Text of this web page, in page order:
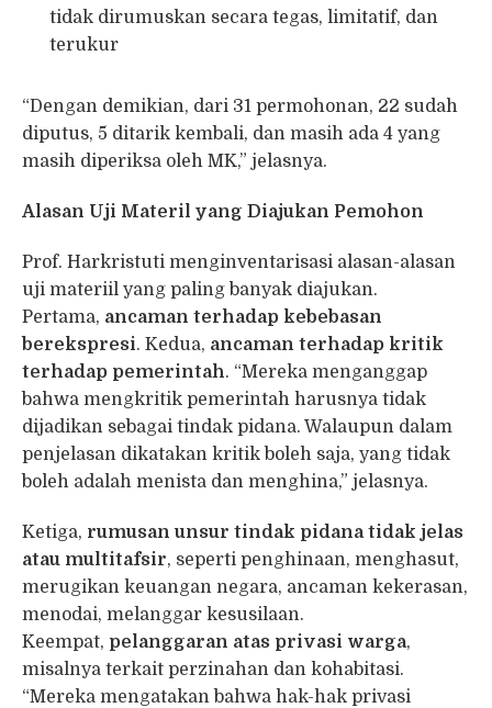
tidak dirumuskan secara tegas, limitatif, dan
terukur
“Dengan demikian, dari 31 permohonan, 22 sudah
diputus, 5 ditarik kembali, dan masih ada 4 yang
masih diperiksa oleh MK,” jelasnya.
Alasan Uji Materil yang Diajukan Pemohon
Prof. Harkristuti menginventarisasi alasan-alasan
uji materiil yang paling banyak diajukan.
Pertama, ancaman terhadap kebebasan
berekspresi. Kedua, ancaman terhadap kritik
terhadap pemerintah. “Mereka menganggap
bahwa mengkritik pemerintah harusnya tidak
dijadikan sebagai tindak pidana. Walaupun dalam
penjelasan dikatakan kritik boleh saja, yang tidak
boleh adalah menista dan menghina,” jelasnya.
Ketiga, rumusan unsur tindak pidana tidak jelas
atau multitafsir, seperti penghinaan, menghasut,
merugikan keuangan negara, ancaman kekerasan,
menodai, melanggar kesusilaan.
Keempat, pelanggaran atas privasi warga,
misalnya terkait perzinahan dan kohabitasi.
“Mereka mengatakan bahwa hak-hak privasi